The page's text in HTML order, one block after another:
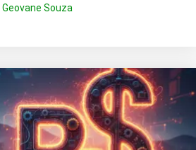
Geovane Souza